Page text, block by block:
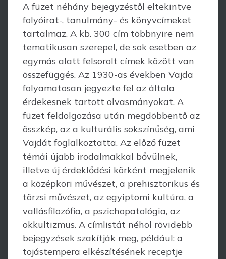
A füzet néhány bejegyzéstől eltekintve
folyóirat-, tanulmány- és könyvcímeket
tartalmaz. A kb. 300 cím többnyire nem
tematikusan szerepel, de sok esetben az
egymás alatt felsorolt címek között van
összefüggés. Az 1930-as években Vajda
folya­matosan jegyezte fel az általa
érdekesnek tartott olvasmányokat. A
füzet feldol­gozása után megdöbbentő az
összkép, az a kulturális sokszínűség, ami
Vajdát foglal­koztatta. Az előző füzet
témái újabb irodalmakkal bővülnek,
illetve új érdeklődési körként megjelenik
a középkori művészet, a prehisztorikus és
törzsi művészet, az egyip­tomi kultúra, a
vallásfilozófia, a pszichopatológia, az
okkultizmus. A címlistát néhol rövidebb
bejegyzések szakítják meg, például: a
tojástempera elkészítésének receptje